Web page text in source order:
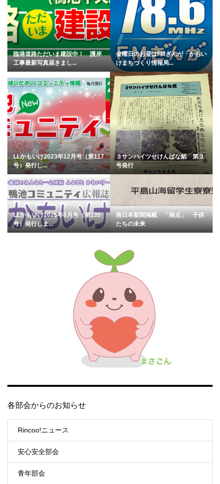
臨港道路ただいま建設中！ 護岸
工事最新写真届きまし...
金曜日のお昼はFMぎんが「かもい
けまちづくり情報局...
LLかもいけ2023年12月号（第117
号）発行し...
３サンハイツせけんばな紙 第３
号発行
LLかもいけ2025年6月号（第135
号）発行しま...
南日本新聞掲載 「南点」 子供
たちの未来
各部会からのお知らせ
Rincoo!ニュース
安心安全部会
青年部会